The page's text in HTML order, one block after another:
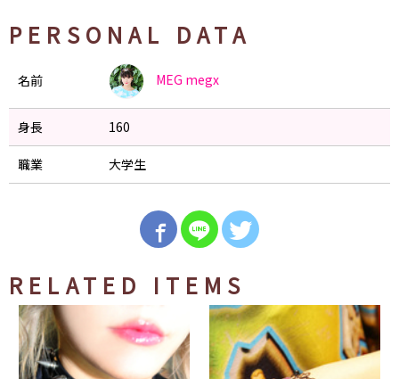
PERSONAL DATA
名前 MEG megx
身長 160
職業 大学生
RELATED ITEMS